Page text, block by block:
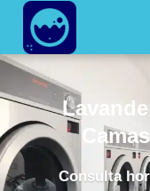
Consulta